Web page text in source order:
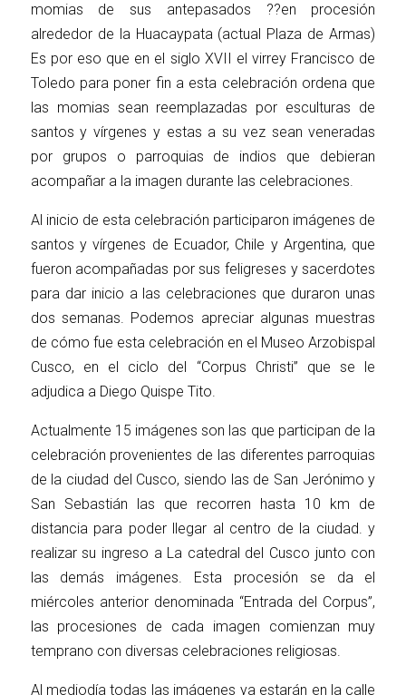
momias de sus antepasados ??en procesión
alrededor de la Huacaypata (actual Plaza de Armas)
Es por eso que en el siglo XVII el virrey Francisco de
Toledo para poner fin a esta celebración ordena que
las momias sean reemplazadas por esculturas de
santos y vírgenes y estas a su vez sean veneradas
por grupos o parroquias de indios que debieran
acompañar a la imagen durante las celebraciones.
Al inicio de esta celebración participaron imágenes de
santos y vírgenes de Ecuador, Chile y Argentina, que
fueron acompañadas por sus feligreses y sacerdotes
para dar inicio a las celebraciones que duraron unas
dos semanas. Podemos apreciar algunas muestras
de cómo fue esta celebración en el Museo Arzobispal
Cusco, en el ciclo del “Corpus Christi” que se le
adjudica a Diego Quispe Tito.
Actualmente 15 imágenes son las que participan de la
celebración provenientes de las diferentes parroquias
de la ciudad del Cusco, siendo las de San Jerónimo y
San Sebastián las que recorren hasta 10 km de
distancia para poder llegar al centro de la ciudad. y
realizar su ingreso a La catedral del Cusco junto con
las demás imágenes. Esta procesión se da el
miércoles anterior denominada “Entrada del Corpus”,
las procesiones de cada imagen comienzan muy
temprano con diversas celebraciones religiosas.
Al mediodía todas las imágenes ya estarán en la calle